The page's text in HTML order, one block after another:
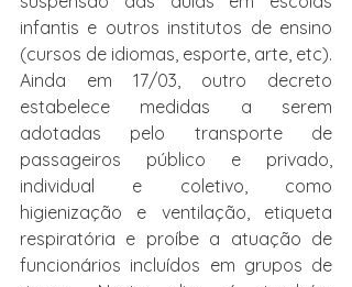
infantis e outros institutos de ensino
(cursos de idiomas, esporte, arte, etc).
Ainda em 17/03, outro decreto
estabelece medidas a serem
adotadas pelo transporte de
passageiros público e privado,
individual e coletivo, como
higienização e ventilação, etiqueta
respiratória e proíbe a atuação de
funcionários incluídos em grupos de